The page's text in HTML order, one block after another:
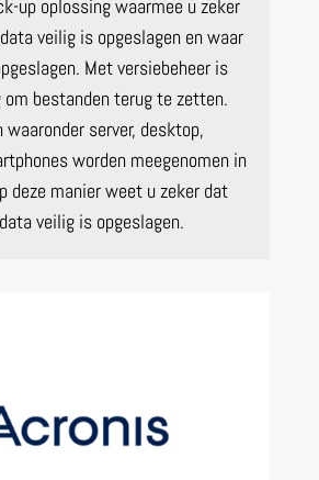
up oplossing waarmee u zeker
veilig is opgeslagen en waar
Met versiebeheer is
om bestanden terug te zetten.
waaronder server, desktop,
worden meegenomen in
deze manier weet u zeker dat
veilig is opgeslagen.